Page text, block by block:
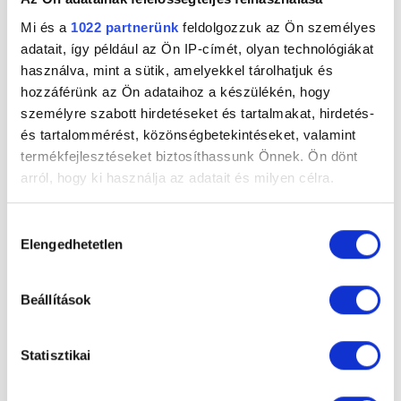
Mi és a 1022 partnerünk feldolgozzuk az Ön személyes
adatait, így például az Ön IP-címét, olyan technológiákat
használva, mint a sütik, amelyekkel tárolhatjuk és
hozzáférünk az Ön adataihoz a készülékén, hogy
személyre szabott hirdetéseket és tartalmakat, hirdetés-
és tartalommérést, közönségbetekintéseket, valamint
termékfejlesztéseket biztosíthassunk Önnek. Ön dönt
arról, hogy ki használja az adatait és milyen célra.
Információgyűjtés az Ön földrajzi
Az Ön készülékén beazonosítása annak konkrét
tulajdonságainak (ujjlenyomat) aktív ellenőrzésével
módjairól és adja meg preferenciáit a
kiválasztása
Elengedhetetlen
Beállítások
Statisztikai
meghallgatással büszkélkedhet.
Ezután újabb slágerek következtek, hiszen 2023-
ban megjelentek a Feel Alive és az I Hope You End
hallgatottsági rekordokat döntöttek és több
országban arany, illetve platina státuszig jutottak.
Még ebben az évben megjelent a not good at